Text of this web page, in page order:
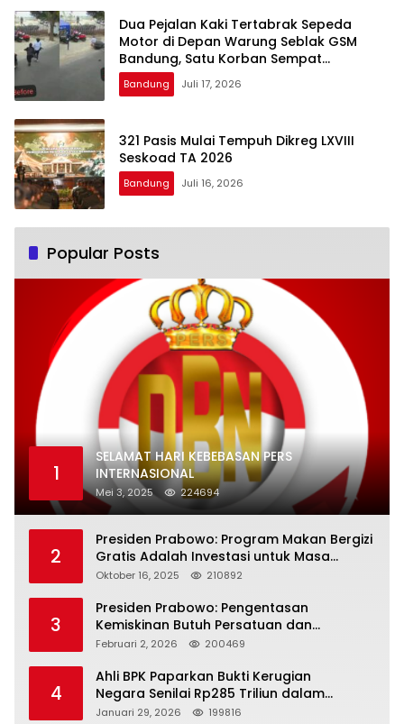
Dua Pejalan Kaki Tertabrak Sepeda
Motor di Depan Warung Seblak GSM
Bandung, Satu Korban Sempat
Mengalami Kejang
Bandung Juli 17, 2026
321 Pasis Mulai Tempuh Dikreg LXVIII
Seskoad TA 2026
Bandung Juli 16, 2026
Popular Posts
1
SELAMAT HARI KEBEBASAN PERS
INTERNASIONAL
Mei 3, 2025 224694
2
Presiden Prabowo: Program Makan Bergizi
Gratis Adalah Investasi untuk Masa
Depan Bangsa
Oktober 16, 2025 210892
3
Presiden Prabowo: Pengentasan
Kemiskinan Butuh Persatuan dan
Kepemimpinan yang Bertanggung Jawab
Februari 2, 2026 200469
4
Ahli BPK Paparkan Bukti Kerugian
Negara Senilai Rp285 Triliun dalam
Persidangan Korupsi PT Pertamina
Januari 29, 2026 199816